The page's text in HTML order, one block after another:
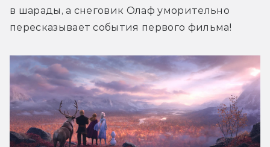
в шарады, а снеговик Олаф уморительно
пересказывает события первого фильма!